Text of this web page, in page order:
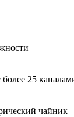
25
чайник